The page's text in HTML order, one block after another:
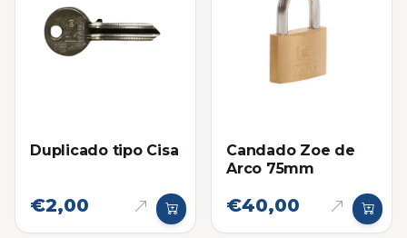
Duplicado tipo Cisa
€2,00
Candado Zoe de
Arco 75mm
€40,00